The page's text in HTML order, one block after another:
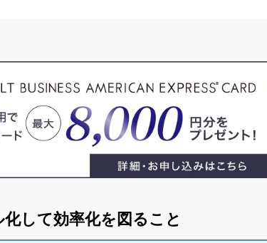
して効率化を図ること